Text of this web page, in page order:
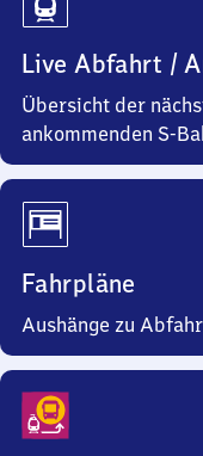
Live Abfahrt /
Übersicht der
ankommenden S-
Fahrpläne
Aushänge zu